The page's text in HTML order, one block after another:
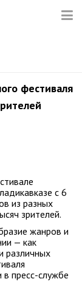
фестиваля
с 6
из разных
зрителей.
жанров и
— как
различных
пресс-службе